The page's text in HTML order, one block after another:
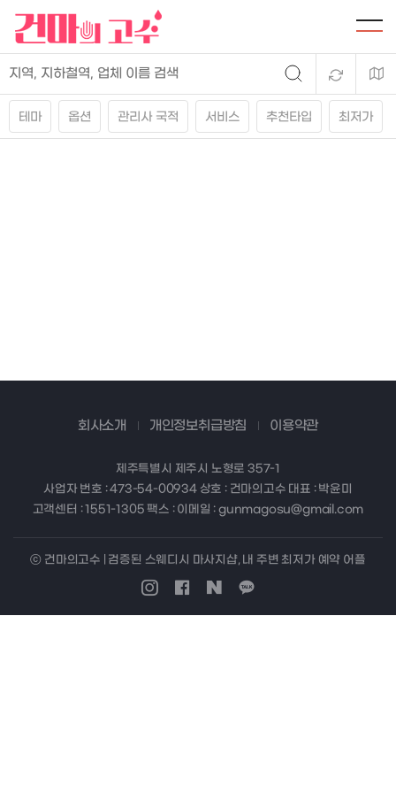
테마 옵션 관리사 국적 서비스 추천타입 최저가
회사소개 개인정보취급방침 이용약관
제주특별시 제주시 노형로 357-1
사업자 번호 : 473-54-00934 상호 : 건마의고수 대표 : 박윤미
고객센터 : 1551-1305 팩스 : 이메일 : gunmagosu@gmail.com
ⓒ 건마의고수 | 검증된 스웨디시 마사지샵, 내 주변 최저가 예약 어플